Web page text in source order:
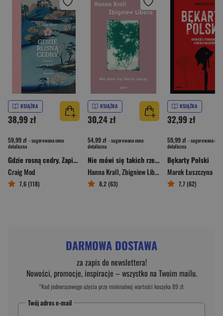
KSIĄŻKA
38,99 zł
59,99 zł - sugerowana cena
detaliczna
Gdzie rosną cedry. Zapiski z wędrówki przez Japonię
Craig Mod
7,6 (118)
KSIĄŻKA
30,24 zł
54,99 zł - sugerowana cena
detaliczna
Nie mówi się takich rzeczy
Hanna Krall,Zbigniew Libera
8,2 (63)
KSIĄŻKA
32,99 zł
59,99 zł - sugerowana cena
detaliczna
Bękarty Polski
Marek Łuszczyna
7,7 (62)
DARMOWA DOSTAWA
za zapis do newslettera!
Nowości, promocje, inspiracje – wszystko na Twoim mailu.
*Kod jednorazowego użycia przy minimalnej wartości koszyka 89 zł.
Twój adres e-mail